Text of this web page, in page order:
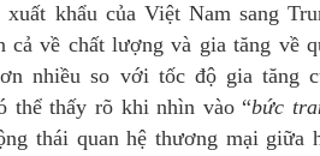
khẩu của Việt Nam sang
cả về chất lượng và gia tăng về
nhiều so với tốc độ gia tăng
thể thấy rõ khi nhìn vào “bức
thái quan hệ thương mại giữa